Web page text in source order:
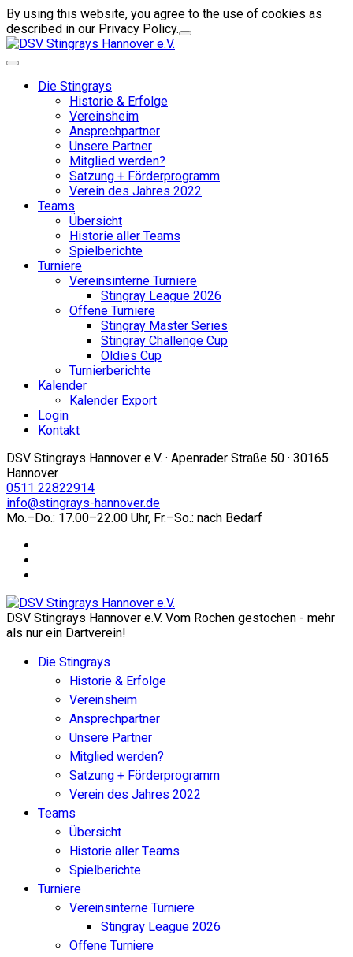
By using this website, you agree to the use of cookies as
described in our Privacy Policy.
Die Stingrays
Historie & Erfolge
Vereinsheim
Ansprechpartner
Unsere Partner
Mitglied werden?
Satzung + Förderprogramm
Verein des Jahres 2022
Teams
Übersicht
Historie aller Teams
Spielberichte
Turniere
Vereinsinterne Turniere
Stingray League 2026
Offene Turniere
Stingray Master Series
Stingray Challenge Cup
Oldies Cup
Turnierberichte
Kalender
Kalender Export
Login
Kontakt
DSV Stingrays Hannover e.V. · Apenrader Straße 50 · 30165
Hannover
0511 22822914
info@stingrays-hannover.de
Mo.–Do.: 17.00–22.00 Uhr, Fr.–So.: nach Bedarf
DSV Stingrays Hannover e.V. Vom Rochen gestochen - mehr
als nur ein Dartverein!
Die Stingrays
Historie & Erfolge
Vereinsheim
Ansprechpartner
Unsere Partner
Mitglied werden?
Satzung + Förderprogramm
Verein des Jahres 2022
Teams
Übersicht
Historie aller Teams
Spielberichte
Turniere
Vereinsinterne Turniere
Stingray League 2026
Offene Turniere